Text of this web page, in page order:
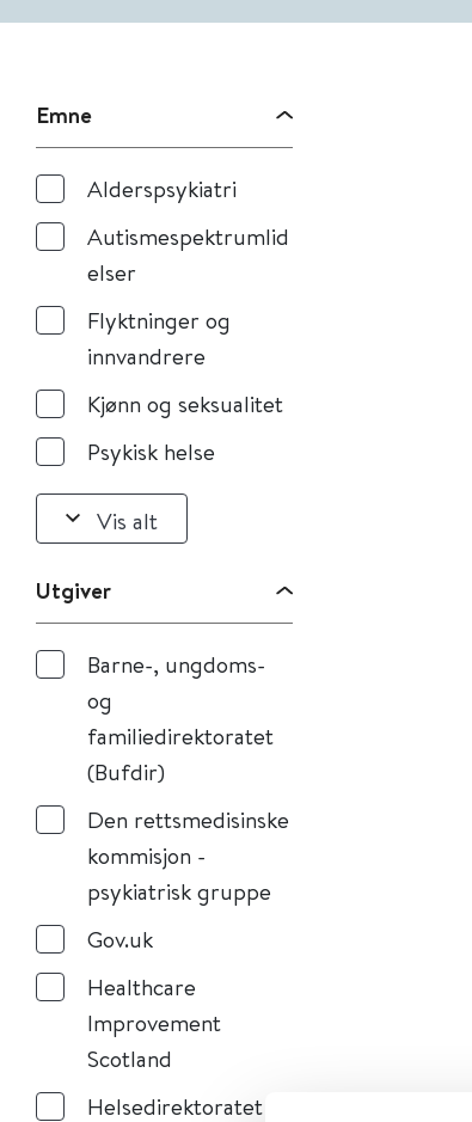
Emne
Alderspsykiatri
Autismespektrumlid
elser
Flyktninger og
innvandrere
Kjønn og seksualitet
Psykisk helse
Vis alt
Utgiver
Barne-, ungdoms-
og
familiedirektoratet
(Bufdir)
Den rettsmedisinske
kommisjon -
psykiatrisk gruppe
Gov.uk
Healthcare
Improvement
Scotland
Helsedirektoratet